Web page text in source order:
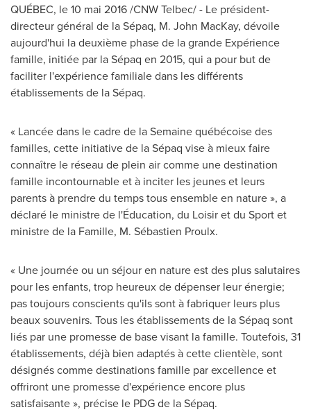
QUÉBEC, le 10 mai 2016 /CNW Telbec/ - Le président-
directeur général de la Sépaq, M. John MacKay, dévoile
aujourd'hui la deuxième phase de la grande Expérience
famille, initiée par la Sépaq en 2015, qui a pour but de
faciliter l'expérience familiale dans les différents
établissements de la Sépaq.
« Lancée dans le cadre de la Semaine québécoise des
familles, cette initiative de la Sépaq vise à mieux faire
connaître le réseau de plein air comme une destination
famille incontournable et à inciter les jeunes et leurs
parents à prendre du temps tous ensemble en nature », a
déclaré le ministre de l'Éducation, du Loisir et du Sport et
ministre de la Famille, M. Sébastien Proulx.
« Une journée ou un séjour en nature est des plus salutaires
pour les enfants, trop heureux de dépenser leur énergie;
pas toujours conscients qu'ils sont à fabriquer leurs plus
beaux souvenirs. Tous les établissements de la Sépaq sont
liés par une promesse de base visant la famille. Toutefois, 31
établissements, déjà bien adaptés à cette clientèle, sont
désignés comme destinations famille par excellence et
offriront une promesse d'expérience encore plus
satisfaisante », précise le PDG de la Sépaq.